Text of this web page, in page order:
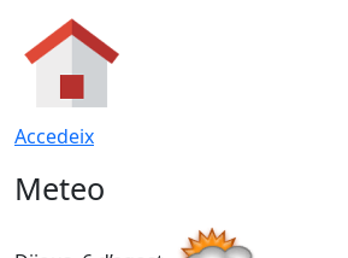
Accedeix
Meteo